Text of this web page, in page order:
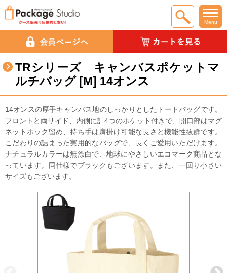
Menu
TRシリーズ キャンバスポケットマ
ルチバッグ [M] 14オンス
14オンスの厚手キャンバス地のしっかりとしたトートバッグです。
フロントと両サイド、内側に計4つのポケット付きで、開口部はマグ
ネットホック留め、持ち手は肩掛け可能な長さと機能性抜群です。
こだわりの詰まった実用的なバッグで、長くご愛用いただけます。
ナチュラルカラーは無漂白で、地球にやさしいエコマーク商品とな
っています。同仕様でブラックもございます。また、一回り小さい
サイズもございます。